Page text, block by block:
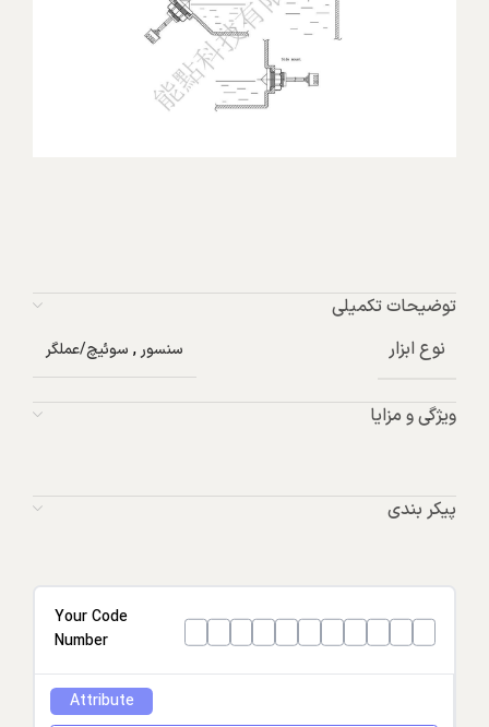
توضیحات تکمیلی
نوع ابزار
سنسور , سوئیچ/عملگر
ویژگی و مزایا
پیکر بندی
Your Code
Number
Attribute